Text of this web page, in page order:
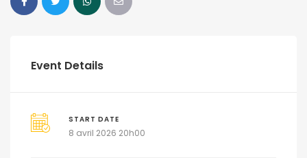
Event Details
START DATE
8 avril 2026 20h00